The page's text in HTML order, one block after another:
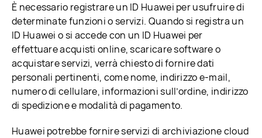
È necessario registrare un ID Huawei per usufruire di
determinate funzioni o servizi. Quando si registra un
ID Huawei o si accede con un ID Huawei per
effettuare acquisti online, scaricare software o
acquistare servizi, verrà chiesto di fornire dati
personali pertinenti, come nome, indirizzo e-mail,
numero di cellulare, informazioni sull’ordine, indirizzo
di spedizione e modalità di pagamento.
Huawei potrebbe fornire servizi di archiviazione cloud